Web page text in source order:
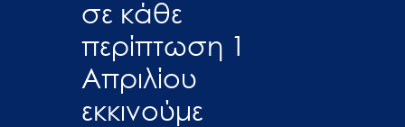
σε κάθε
περίπτωση 1
Απριλίου
εκκινούμε